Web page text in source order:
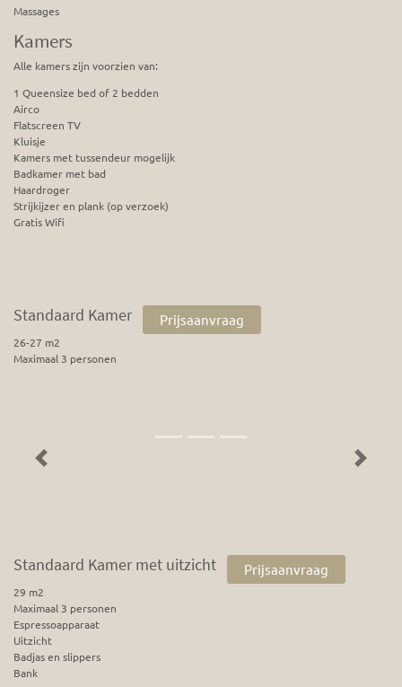
Massages
Kamers
Alle kamers zijn voorzien van:
1 Queensize bed of 2 bedden
Airco
Flatscreen TV
Kluisje
Kamers met tussendeur mogelijk
Badkamer met bad
Haardroger
Strijkijzer en plank (op verzoek)
Gratis Wifi
Standaard Kamer Prijsaanvraag
26-27 m2
Maximaal 3 personen
Previous Next
Standaard Kamer met uitzicht Prijsaanvraag
29 m2
Maximaal 3 personen
Espressoapparaat
Uitzicht
Badjas en slippers
Bank